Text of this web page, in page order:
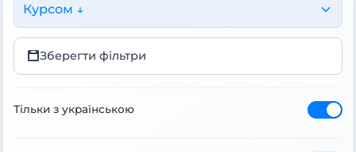
Курсом ↓
Зберегти фільтри
Тільки з українською